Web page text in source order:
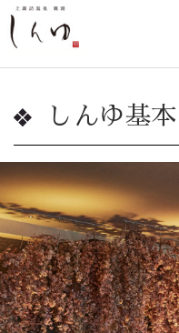
しんゆ基